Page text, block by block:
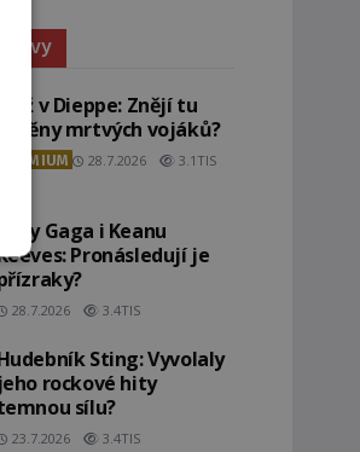
jevy
Pláž v Dieppe: Znějí tu
ozvěny mrtvých vojáků?
PREMIUM 28.7.2026 3.1TIS
Lady Gaga i Keanu
Pronásledují je
28.7.2026 3.4TIS
Sting: Vyvolaly
jeho rockové hity
sílu?
23.7.2026 3.4TIS